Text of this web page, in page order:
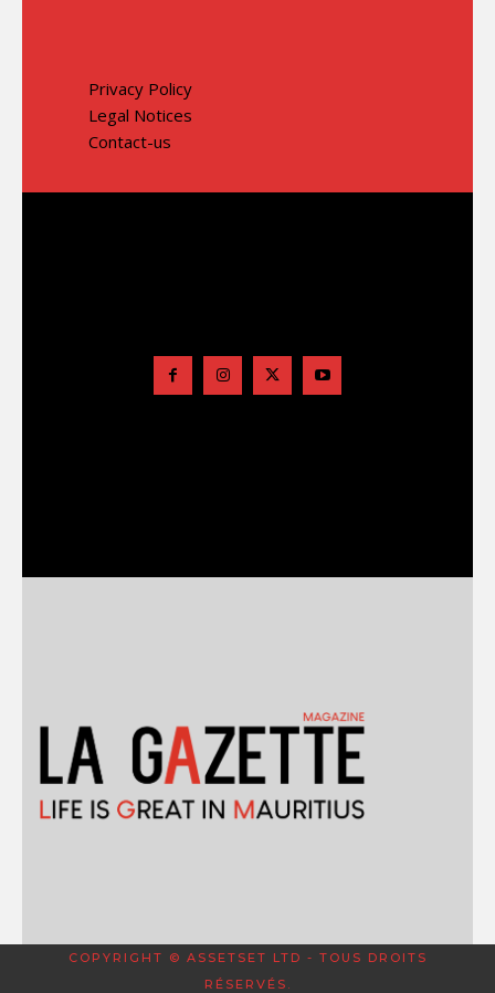
Privacy Policy
Legal Notices
Contact-us
COPYRIGHT © ASSETSET LTD - TOUS DROITS
RÉSERVÉS.